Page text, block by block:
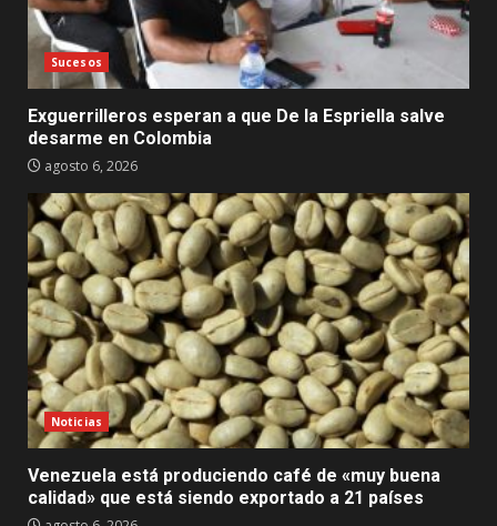
Sucesos
Exguerrilleros esperan a que De la Espriella salve
desarme en Colombia
agosto 6, 2026
Noticias
Venezuela está produciendo café de «muy buena
calidad» que está siendo exportado a 21 países